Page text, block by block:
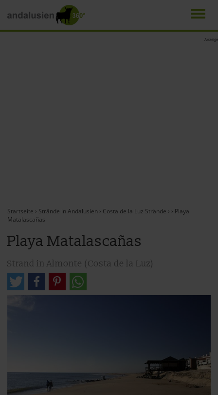
Anzeige
Startseite › Strände in Andalusien › Costa de la Luz Strände › › Playa
Matalascañas
Playa Matalascañas
Strand in Almonte (Costa de la Luz)